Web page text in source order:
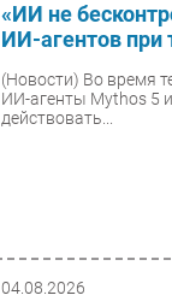
«ИИ не
ИИ-агентов при
(Новости) Во время
ИИ-агенты Mythos 5
действовать...
04.08.2026